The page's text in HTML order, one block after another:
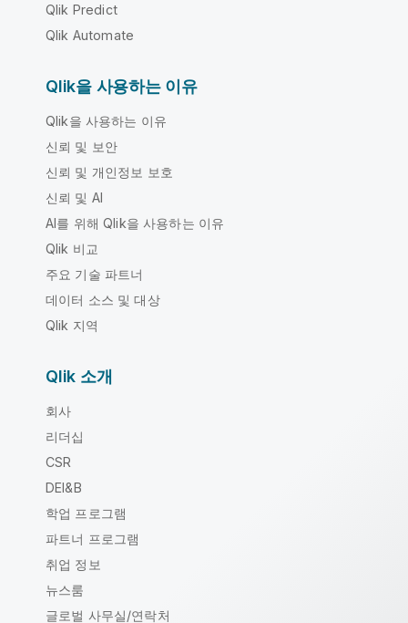
Qlik Predict
Qlik Automate
Qlik을 사용하는 이유
Qlik을 사용하는 이유
신뢰 및 보안
신뢰 및 개인정보 보호
신뢰 및 AI
AI를 위해 Qlik을 사용하는 이유
Qlik 비교
주요 기술 파트너
데이터 소스 및 대상
Qlik 지역
Qlik 소개
회사
리더십
CSR
DEI&B
학업 프로그램
파트너 프로그램
취업 정보
뉴스룸
글로벌 사무실/연락처